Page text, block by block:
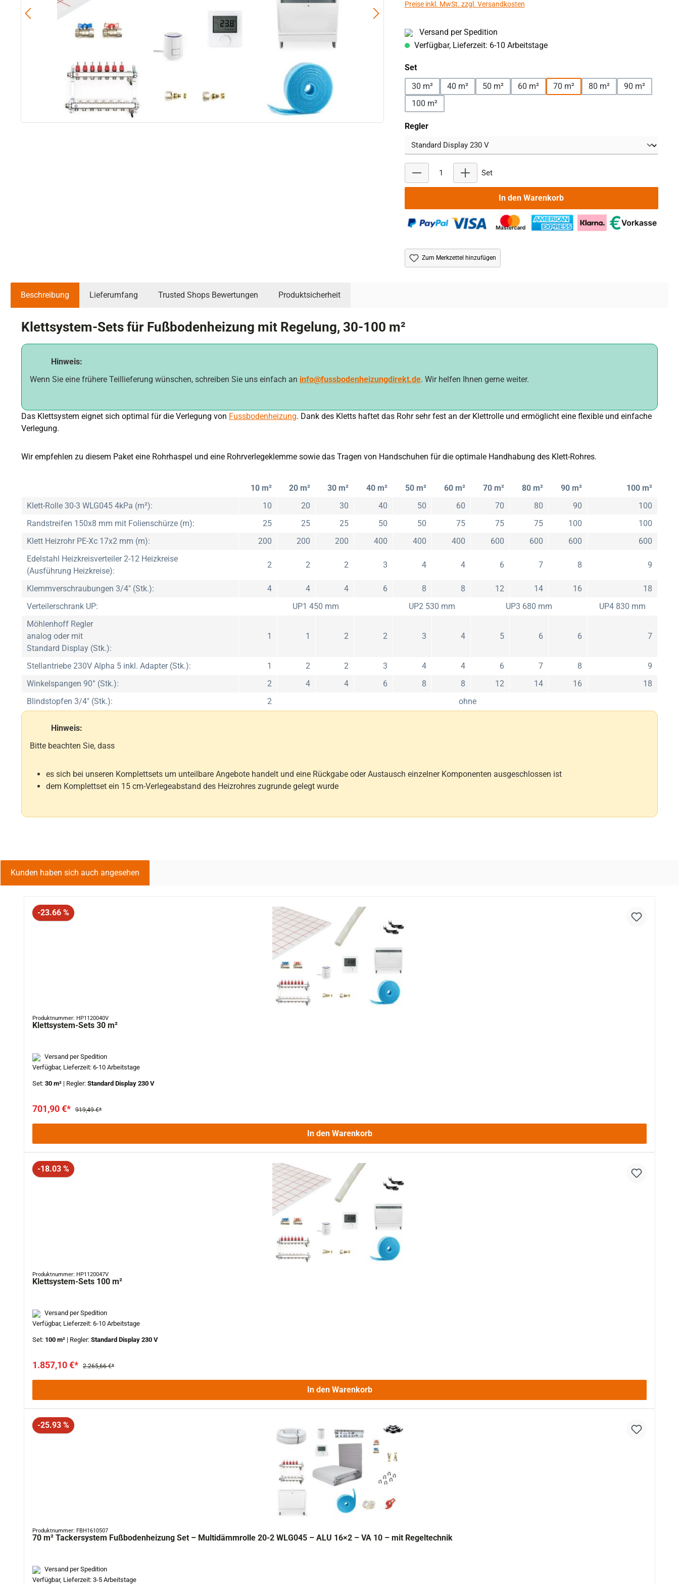
Preise inkl. MwSt. zzgl. Versandkosten
Versand per Spedition
Verfügbar, Lieferzeit: 6-10 Arbeitstage
Setauswählen
30 m²
40 m² 50 m² 60 m² 70 m² 80 m²
90 m²
100 m²
Reglerauswählen
Set
In den Warenkorb
Zum Merkzettel hinzufügen
Beschreibung Lieferumfang Trusted Shops Bewertungen Produktsicherheit
Klettsystem-Sets für Fußbodenheizung mit Regelung, 30-100 m²
Hinweis:
Wenn Sie eine frühere Teillieferung wünschen, schreiben Sie uns einfach an info@fussbodenheizungdirekt.de. Wir helfen Ihnen gerne weiter.
Das Klettsystem eignet sich optimal für die Verlegung von Fussbodenheizung. Dank des Kletts haftet das Rohr sehr fest an der Klettrolle und ermöglicht eine flexible und einfache
Verlegung.
Wir empfehlen zu diesem Paket eine Rohrhaspel und eine Rohrverlegeklemme sowie das Tragen von Handschuhen für die optimale Handhabung des Klett-Rohres.
10 m² 20 m² 30 m² 40 m² 50 m² 60 m² 70 m² 80 m² 90 m²
100 m²
Klett-Rolle 30-3 WLG045 4kPa (m²):
10 20 30 40 50 60 70 80 90
100
Randstreifen 150x8 mm mit Folienschürze (m):
25 25 25 50 50 75 75 75 100
100
Klett Heizrohr PE-Xc 17x2 mm (m):
200 200 200 400 400 400 600 600 600
600
Edelstahl Heizkreisverteiler 2-12 Heizkreise
(Ausführung Heizkreise):
2 2 2 3 4 4 6 7 8 9
Klemmverschraubungen 3/4" (Stk.): 4 4 4 6 8 8 12 14 16
18
Verteilerschrank UP:
UP1 450 mm UP2 530 mm UP3 680 mm
UP4 830 mm
Möhlenhoff Regler
analog oder mit
Standard Display (Stk.):
1 1 2 2 3 4 5 6 6 7
Stellantriebe 230V Alpha 5 inkl. Adapter (Stk.): 1 2 2 3 4 4 6 7 8
9
Winkelspangen 90° (Stk.):
2 4 4 6 8 8 12 14 16
18
Blindstopfen 3/4" (Stk.):
2 ohne
Hinweis:
Bitte beachten Sie, dass
es sich bei unseren Komplettsets um unteilbare Angebote handelt und eine Rückgabe oder Austausch einzelner Komponenten ausgeschlossen ist
dem Komplettset ein 15 cm-Verlegeabstand des Heizrohres zugrunde gelegt wurde
Kunden haben sich auch angesehen
Rabatt
-23.66 %
Produktnummer: HP1120040V
Klettsystem-Sets 30 m²
Versand per Spedition
Verfügbar, Lieferzeit: 6-10 Arbeitstage
Set: 30 m² | Regler: Standard Display 230 V
701,90 €* 919,49 €*
In den Warenkorb
Rabatt
-18.03 %
Produktnummer: HP1120047V
Klettsystem-Sets 100 m²
Versand per Spedition
Verfügbar, Lieferzeit: 6-10 Arbeitstage
Set: 100 m² | Regler: Standard Display 230 V
1.857,10 €* 2.265,66 €*
In den Warenkorb
Rabatt
-25.93 %
Produktnummer: FBH1610507
70 m² Tackersystem Fußbodenheizung Set – Multidämmrolle 20-2 WLG045 – ALU 16×2 – VA 10 – mit Regeltechnik
Versand per Spedition
Verfügbar, Lieferzeit: 3-5 Arbeitstage